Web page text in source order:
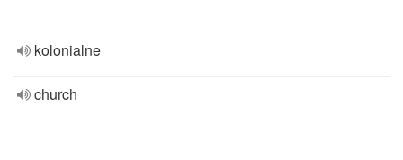
kolonialne
church